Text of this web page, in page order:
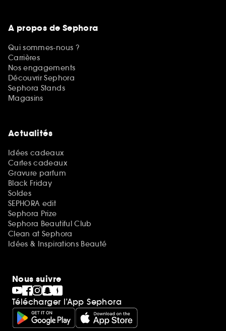
A propos de Sephora
Qui sommes-nous ?
Carrières
Nos engagements
Découvrir Sephora
Sephora Stands
Magasins
Actualités
Idées cadeaux
Cartes cadeaux
Gravure parfum
Black Friday
Soldes
SEPHORA edit
Sephora Prize
Sephora Beautiful Club
Clean at Sephora
Idées & Inspirations Beauté
Nous suivre
Télécharger l’App Sephora